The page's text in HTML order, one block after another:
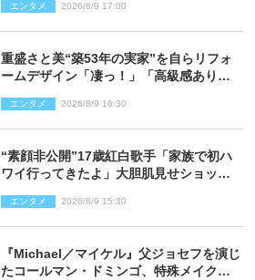
エンタメ 2026/8/9 17:00
重盛さと美“築53年の実家”を自らリフォ
ームデザイン「凄っ！」「高級感ありま
エンタメ 2026/8/9 16:30
“素顔非公開”17歳紅白歌手「家族で初ハ
ワイ行ってきたよ」大胆肌見せショット
エンタメ 2026/8/9 15:30
『Michael／マイケル』父ジョセフを演じ
たコールマン・ドミンゴ、特殊メイクに2